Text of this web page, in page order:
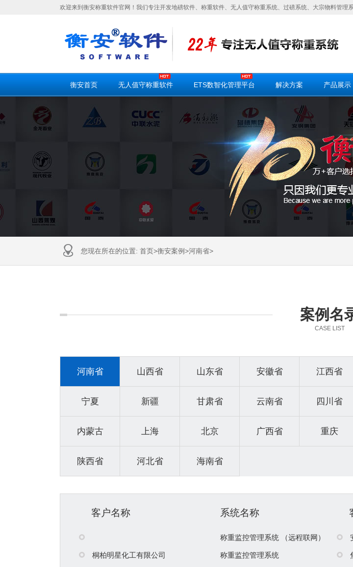
欢迎来到衡安称重软件官网！我们专注开发地磅软件、称重软件、无人值守称重系统、过磅系统、大宗物料管理
衡安首页 无人值守称重软件 ETS数智化管理平台 解决方案 产品展示
您现在所在的位置: 首页>衡安案例>河南省>
案例名
CASE LIST
河南省 山西省 山东省 安徽省 江西省
宁夏 新疆 甘肃省 云南省 四川省
内蒙古 上海 北京 广西省 重庆
陕西省 河北省 海南省
客户名称 系统名称
称重监控管理系统 （远程联网）
桐柏明星化工有限公司 称重监控管理系统